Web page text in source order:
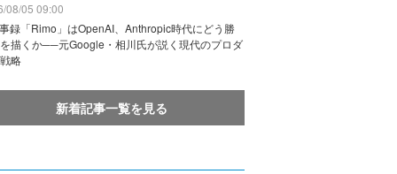
08/05 09:00
録「Rimo」はOpenAI、Anthropic時代にどう勝
描くか──元Google・相川氏が説く現代のプロダ
略
新着記事一覧を見る